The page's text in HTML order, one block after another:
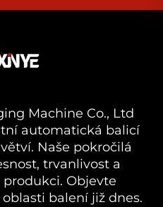
Machine Co., Ltd
automatická balicí
Naše pokročilá
trvanlivost a
Objevte
balení již dnes.